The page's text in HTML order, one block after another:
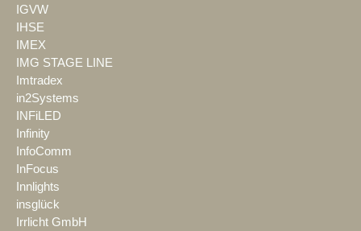
IGVW
IHSE
IMEX
IMG STAGE LINE
Imtradex
in2Systems
INFiLED
Infinity
InfoComm
InFocus
Innlights
insglück
Irrlicht GmbH